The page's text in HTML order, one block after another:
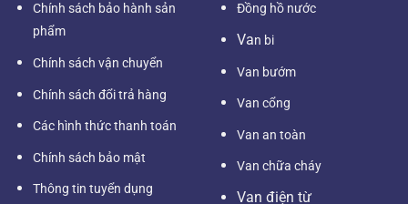
Chính sách bảo hành sản
phẩm
Chính sách vận chuyển
Chính sách đổi trả hàng
Các hình thức thanh toán
Chính sách bảo mật
Thông tin tuyển dụng
Đồng hồ nước
Van bi
Van bướm
Van cổng
Van an toàn
Van chữa cháy
Van điện từ